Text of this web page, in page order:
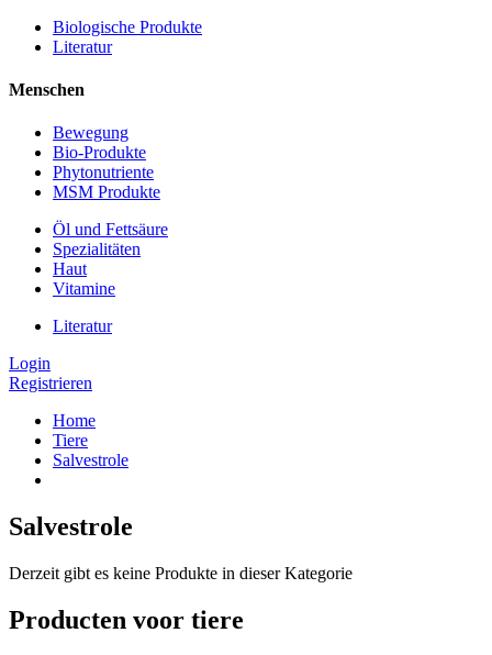
Biologische Produkte
Literatur
Menschen
Bewegung
Bio-Produkte
Phytonutriente
MSM Produkte
Öl und Fettsäure
Spezialitäten
Haut
Vitamine
Literatur
Login
Registrieren
Home
Tiere
Salvestrole
Salvestrole
Derzeit gibt es keine Produkte in dieser Kategorie
Producten voor tiere